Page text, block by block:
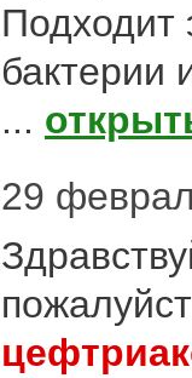
Подходит
бактерии
...
29